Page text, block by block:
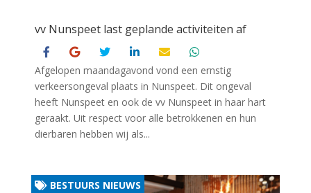
vv Nunspeet last geplande activiteiten af
Afgelopen maandagavond vond een ernstig
verkeersongeval plaats in Nunspeet. Dit ongeval
heeft Nunspeet en ook de vv Nunspeet in haar hart
geraakt. Uit respect voor alle betrokkenen en hun
dierbaren hebben wij als...
BESTUURS NIEUWS